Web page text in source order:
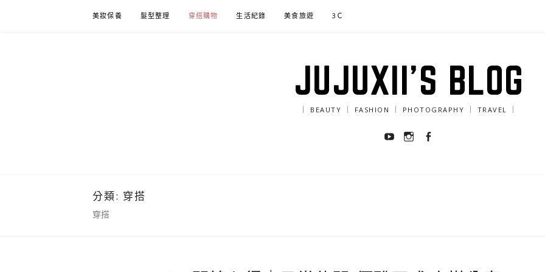
美妝保養 髮型整理 穿搭購物 生活紀錄 美食旅遊 3Ｃ
JUJUXII'S BLOG
｜ BEAUTY ｜ FASHION ｜ PHOTOGRAPHY ｜ TRAVEL ｜
YoutubeInstagram
分類: 穿搭
穿搭